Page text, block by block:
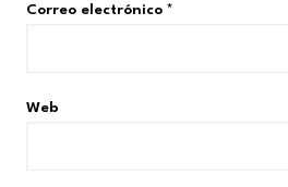
Correo electrónico *
Web